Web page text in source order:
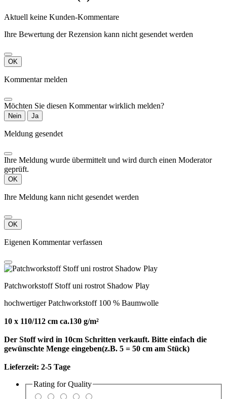
Aktuell keine Kunden-Kommentare
Ihre Bewertung der Rezension kann nicht gesendet werden
OK
Kommentar melden
Möchten Sie diesen Kommentar wirklich melden?
Nein Ja
Meldung gesendet
Ihre Meldung wurde übermittelt und wird durch einen Moderator
geprüft.
OK
Ihre Meldung kann nicht gesendet werden
OK
Eigenen Kommentar verfassen
Patchworkstoff Stoff uni rostrot Shadow Play
hochwertiger Patchworkstoff 100 % Baumwolle
10 x 110/112 cm ca.130 g/m²
Der Stoff wird in 10cm Schritten verkauft. Bitte einfach die
gewünschte Menge eingeben(z.B. 5 = 50 cm am Stück)
Lieferzeit: 2-5 Tage
Rating forQuality